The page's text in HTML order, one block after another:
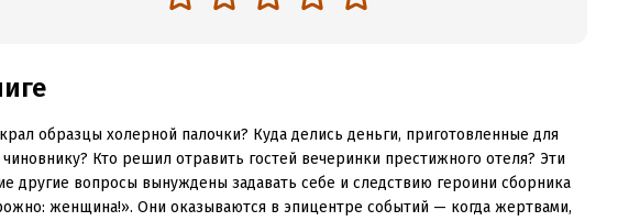
образцы холерной палочки? Куда делись деньги, приготовленные для
чиновнику? Кто решил отравить гостей вечеринки престижного отеля? Эти
другие вопросы вынуждены задавать себе и следствию героини сборника
женщина!». Они оказываются в эпицентре событий — когда жертвами,